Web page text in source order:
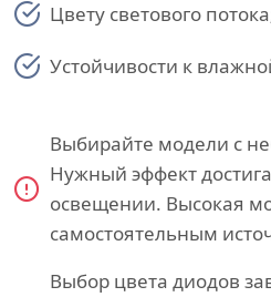
Цвету светового
Устойчивости к
Выбирайте модели с
Нужный эффект
освещении. Высокая
самостоятельным
Выбор цвета диодов